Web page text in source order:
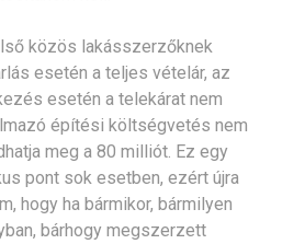
közös lakásszerzőknek
esetén a teljes vételár, az
esetén a telekárat nem
építési költségvetés nem
meg a 80 milliót. Ez egy
pont sok esetben, ezért újra
hogy ha bármikor, bármilyen
bárhogy megszerzett